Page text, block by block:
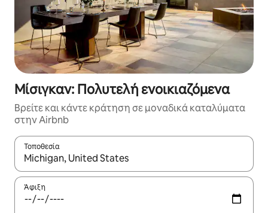
Μίσιγκαν: Πολυτελή ενοικιαζόμενα
Βρείτε και κάντε κράτηση σε μοναδικά καταλύματα
στην Airbnb
Τοποθεσία
Όταν τα αποτελέσματα είναι διαθέσιμα, μπορείτε να
Άφιξη